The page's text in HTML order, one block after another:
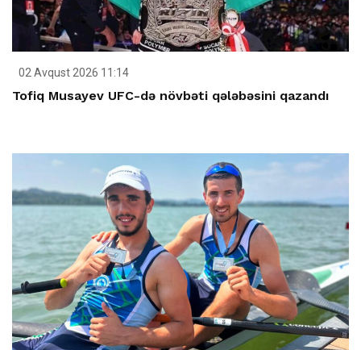
02 Avqust 2026 11:14
Tofiq Musayev UFC-də növbəti qələbəsini qazandı